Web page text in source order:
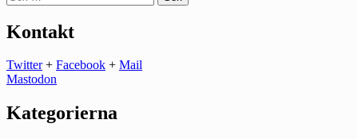
efter:
Kontakt
Twitter+ Facebook + Mail
Mastodon
Kategorierna